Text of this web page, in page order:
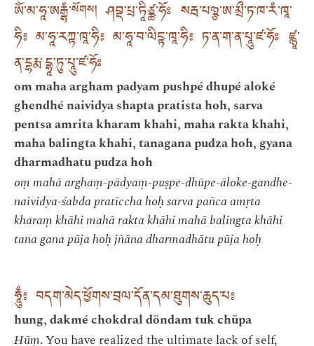
ཨོཾ་མ་ཧཱ་ཨརྒྷཾ་སོགས། ཤབྡ་པྲ་ཏཱིཙྪ་ཧོཿ སརྦ་པཉྩ་ཨ་མྲྀ་ཏ་ཁ་རཾ་ཁཱ་
ཧི༔ མ་ཧཱ་རཀྟ་ཁཱ་ཧི༔ མ་ཧཱ་བ་ལིངྟ་ཁཱ་ཧི༔ ཏ་ན་ག་ན་པཱུ་ཛ་ཧོཿ ཛྙཱ་
ན་དྷརྨ་དྷཱ་ཏུ་པཱུ་ཛ་ཧོཿ
om maha argham padyam pushpé dhupé aloké
ghendhé naividya shapta pratista hoh, sarva
pentsa amrita kharam khahi, maha rakta khahi,
maha balingta khahi, tanagana pudza hoh, gyana
dharmadhatu pudza hoh
oṃ mahā arghaṃ-pādyaṃ-puṣpe-dhūpe-āloke-gandhe-
naividya-śabda pratīccha hoḥ sarva pañca amṛta
kharaṃ khāhi mahā rakta khāhi mahā balingta khāhi
tana gana pūja hoḥ jñāna dharmadhātu pūja hoḥ
ཧཱུྃ༔ བདག་མེད་ཕྱོགས་བྲལ་དོན་དམ་ཐུགས་ཆུད་པ༔
hung, dakmé chokdral döndam tuk chüpa
Hūṃ. You have realized the ultimate lack of self,